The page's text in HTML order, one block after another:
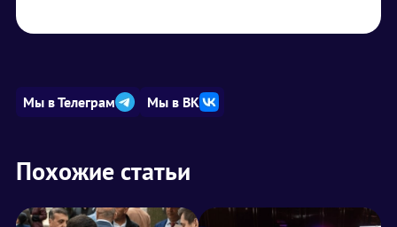
Мы в Телеграм Мы в ВК
Похожие статьи